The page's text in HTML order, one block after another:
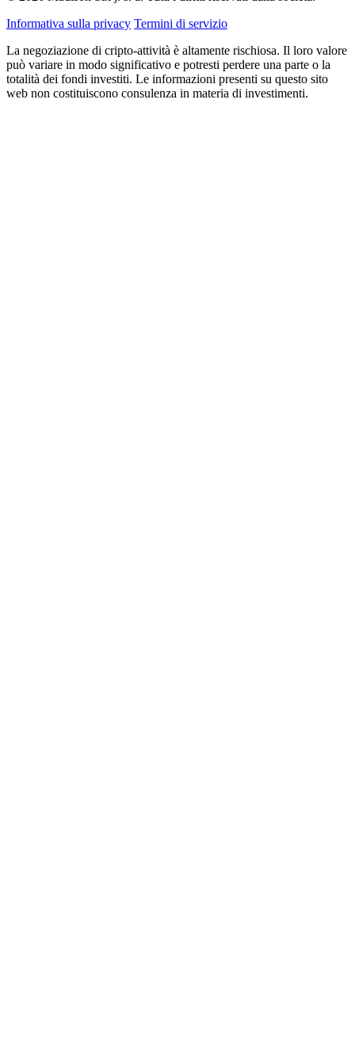
Informativa sulla privacy Termini di servizio
La negoziazione di cripto-attività è altamente rischiosa. Il loro valore
può variare in modo significativo e potresti perdere una parte o la
totalità dei fondi investiti. Le informazioni presenti su questo sito
web non costituiscono consulenza in materia di investimenti.